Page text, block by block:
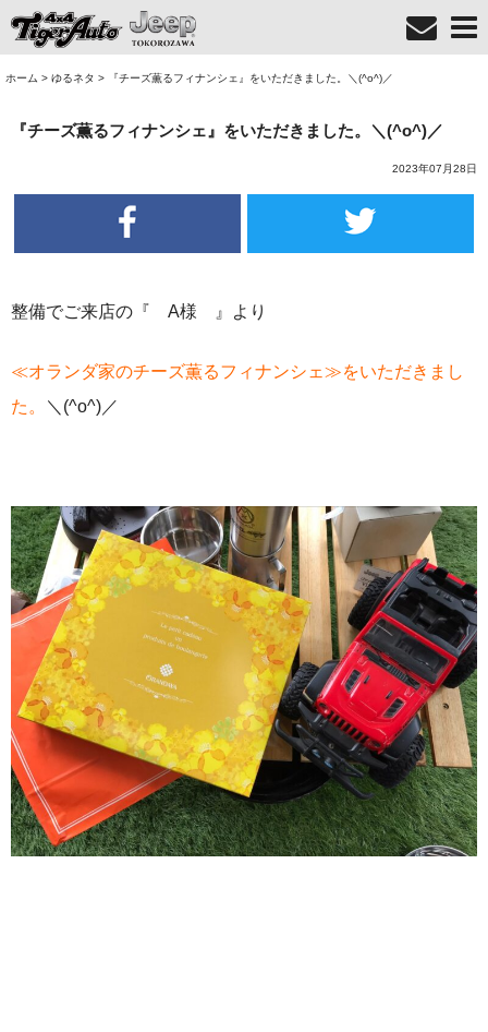
ホーム > ゆるネタ > 『チーズ薫るフィナンシェ』をいただきました。＼(^o^)／
『チーズ薫るフィナンシェ』をいただきました。＼(^o^)／
2023年07月28日
整備でご来店の『 A様 』より
≪オランダ家のチーズ薫るフィナンシェ≫をいただきまし
た。
＼(^o^)／